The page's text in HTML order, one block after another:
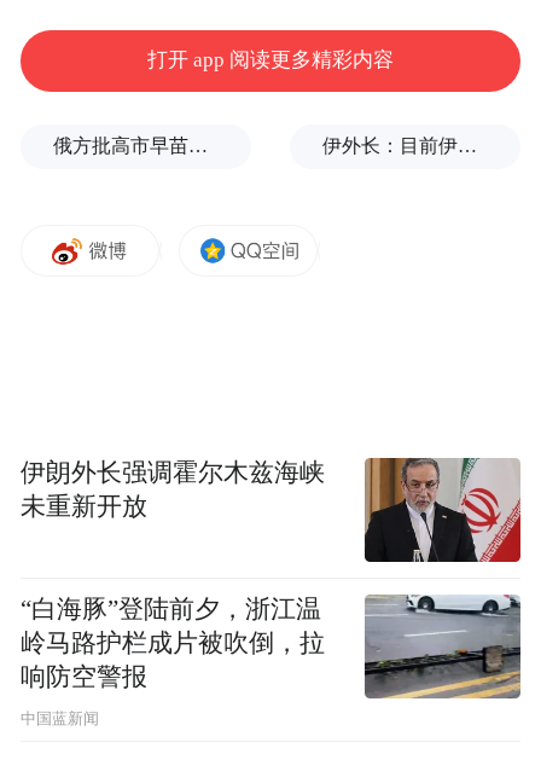
打开 app 阅读更多精彩内容
俄方批高市早苗不敢点名美国：当年的原子弹是UFO扔的吗？ 伊外长：目前伊朗与美国之间没有进行任何谈判
伊朗外长强调霍尔木兹海峡
未重新开放
“白海豚”登陆前夕，浙江温
岭马路护栏成片被吹倒，拉
响防空警报
中国蓝新闻